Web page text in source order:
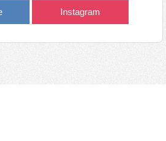
Instagram